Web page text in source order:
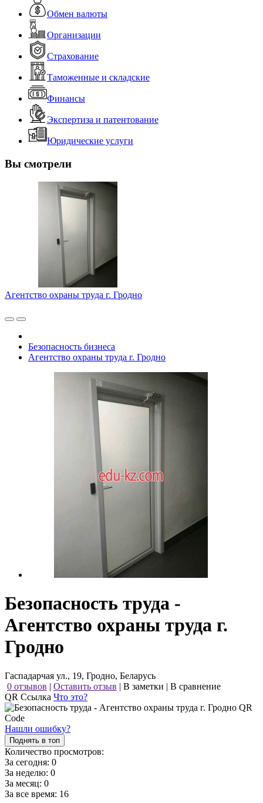
Обмен валюты
Организации
Страхование
Таможенные и складские
Финансы
Экспертиза и патентование
Юридические услуги
Вы смотрели
Агентство охраны труда г. Гродно
Безопасность бизнеса
Агентство охраны труда г. Гродно
Безопасность труда -
Агентство охраны труда г.
Гродно
Гаспадарчая ул., 19, Гродно, Беларусь
0 отзывов | Оставить отзыв | В заметки | В сравнение
QR Ссылка Что это?
Нашли ошибку?
Поднять в топ
Количество просмотров:
За сегодня: 0
За неделю: 0
За месяц: 0
За все время: 16